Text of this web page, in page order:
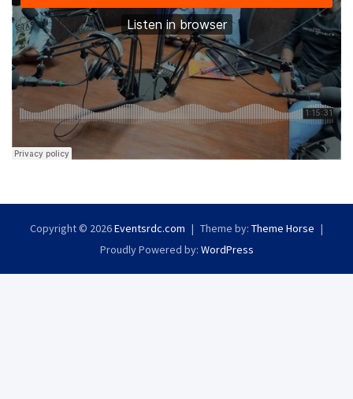
Copyright © 2026Eventsrdc.com Theme by: Theme Horse
Proudly Powered by: WordPress